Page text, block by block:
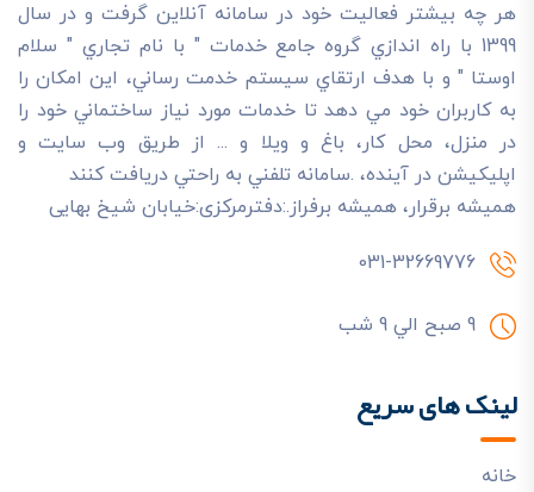
هر چه بيشتر فعاليت خود در سامانه آنلاين گرفت و در سال
1399 با راه اندازي گروه جامع خدمات " با نام تجاري " سلام
اوستا " و با هدف ارتقاي سيستم خدمت رساني، اين امکان را
به کاربران خود مي دهد تا خدمات مورد نياز ساختماني خود را
در منزل، محل کار، باغ و ويلا و ... از طريق وب سايت و
اپليکيشن در آينده، .سامانه تلفني به راحتي دريافت کنند
هميشه برقرار، هميشه برفراز.:دفترمرکزی:خیابان شیخ بهایی
031-32669776
9 صبح الي 9 شب
لینک های سریع
خانه